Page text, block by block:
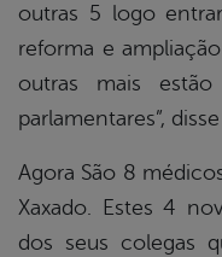
outras 5 logo
reforma e
outras mais
parlamentares”,
Agora São 8
Xaxado. Estes 4
dos seus colegas